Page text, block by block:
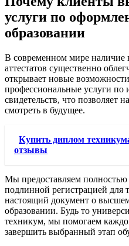
услуги по
образовании
В современном мире наличие
аттестатов существенно
открывает новые
профессиональные услуги по
свидетельств, что позволяет
смотреть в будущее.
Купить диплом
отзывы
Мы предоставляем полностью
подлинной регистрацией для
настоящий документ о
образовании. Будь то
техникум, мы помогаем
завершить выбранный этап